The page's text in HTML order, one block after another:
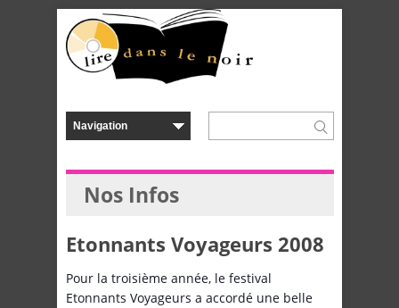
Nos Infos
Etonnants Voyageurs 2008
Pour la troisième année, le festival
Etonnants Voyageurs a accordé une belle